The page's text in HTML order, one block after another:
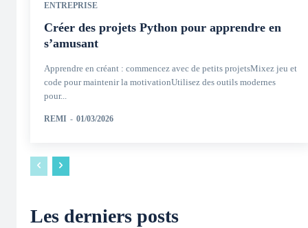
ENTREPRISE
Créer des projets Python pour apprendre en
s’amusant
Apprendre en créant : commencez avec de petits projetsMixez jeu et
code pour maintenir la motivationUtilisez des outils modernes
pour...
REMI - 01/03/2026
Les derniers posts